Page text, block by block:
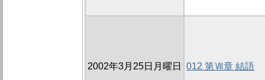
2002年3月25日月曜日 012 第Ⅶ章 結語